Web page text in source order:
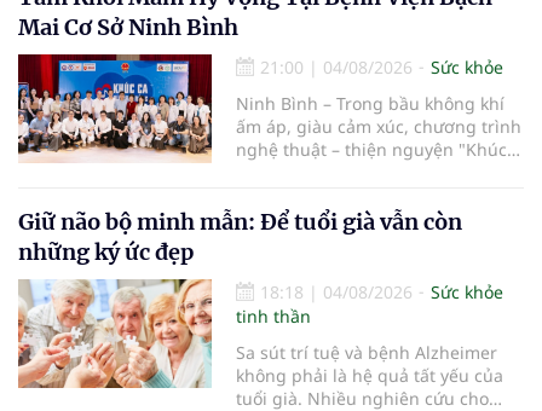
Mai Cơ Sở Ninh Bình
21:00 | 04/08/2026
Sức khỏe
Ninh Bình – Trong bầu không khí
ấm áp, giàu cảm xúc, chương trình
nghệ thuật – thiện nguyện "Khúc
điểm dừng chân đầu tiên tại Bệnh
viện Bạch Mai cơ sở Ninh Bình.
Giữ não bộ minh mẫn: Để tuổi già vẫn còn
những ký ức đẹp
18:18 | 04/08/2026
Sức khỏe
tinh thần
Sa sút trí tuệ và bệnh Alzheimer
không phải là hệ quả tất yếu của
tuổi già. Nhiều nghiên cứu cho